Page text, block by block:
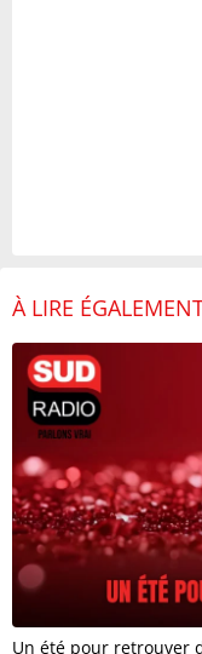
À LIRE
Un été pour retrouver